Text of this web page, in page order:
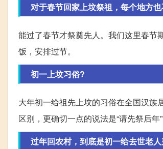
对于春节回家上坟祭祖，每个地方
能过了春节才祭奠先人。我们这里春节
饭，安排过节。
初一上坟习俗?
大年初一给祖先上坟的习俗在全国汉
区别，更确切一点的说法是“请先祭后
过年回农村，到底是初一给去世老